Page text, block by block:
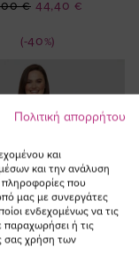
(-40%)
Ειδική
44,40 €
€
Πολιτική απορρήτου
και
και την ανάλυση
πληροφορίες που
μας με συνεργάτες
ενδεχομένως να τις
ή τις
σας χρήση των